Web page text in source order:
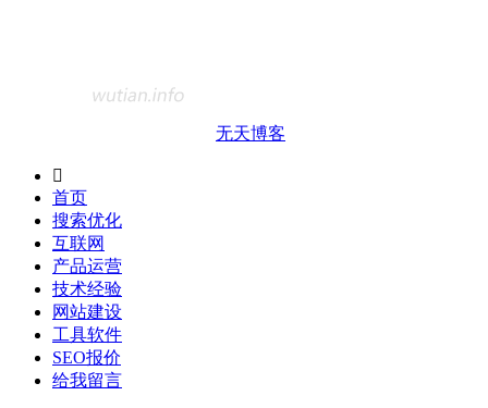
无天博客

首页
搜索优化
互联网
产品运营
技术经验
网站建设
工具软件
SEO报价
给我留言